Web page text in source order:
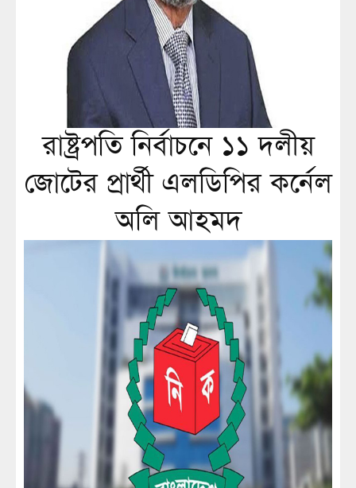
রাষ্ট্রপতি নির্বাচনে ১১ দলীয়
জোটের প্রার্থী এলডিপির কর্নেল
অলি আহমদ